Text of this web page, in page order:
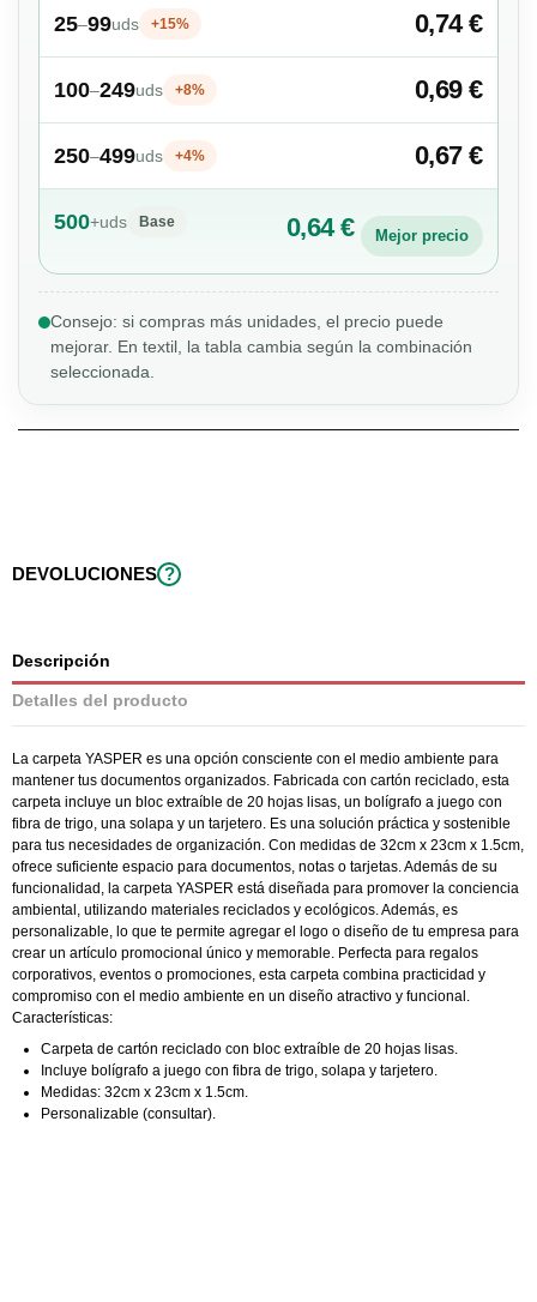
25–99uds +15% 0,74 €
100–249uds +8% 0,69 €
250–499uds +4% 0,67 €
500+uds Base 0,64 € Mejor precio
Consejo: si compras más unidades, el precio puede
mejorar. En textil, la tabla cambia según la combinación
seleccionada.
DEVOLUCIONES ?
Descripción
Detalles del producto
La carpeta YASPER es una opción consciente con el medio ambiente para
mantener tus documentos organizados. Fabricada con cartón reciclado, esta
carpeta incluye un bloc extraíble de 20 hojas lisas, un bolígrafo a juego con
fibra de trigo, una solapa y un tarjetero. Es una solución práctica y sostenible
para tus necesidades de organización. Con medidas de 32cm x 23cm x 1.5cm,
ofrece suficiente espacio para documentos, notas o tarjetas. Además de su
funcionalidad, la carpeta YASPER está diseñada para promover la conciencia
ambiental, utilizando materiales reciclados y ecológicos. Además, es
personalizable, lo que te permite agregar el logo o diseño de tu empresa para
crear un artículo promocional único y memorable. Perfecta para regalos
corporativos, eventos o promociones, esta carpeta combina practicidad y
compromiso con el medio ambiente en un diseño atractivo y funcional.
Características:
Carpeta de cartón reciclado con bloc extraíble de 20 hojas lisas.
Incluye bolígrafo a juego con fibra de trigo, solapa y tarjetero.
Medidas: 32cm x 23cm x 1.5cm.
Personalizable (consultar).